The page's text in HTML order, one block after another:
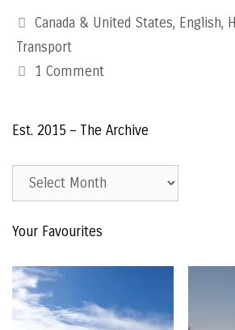
Categories
Canada & United States, English,
Transport
1 Comment
Est. 2015 – The Archive
Est.
The
Your Favourites